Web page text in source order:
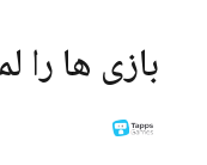
بازی ها